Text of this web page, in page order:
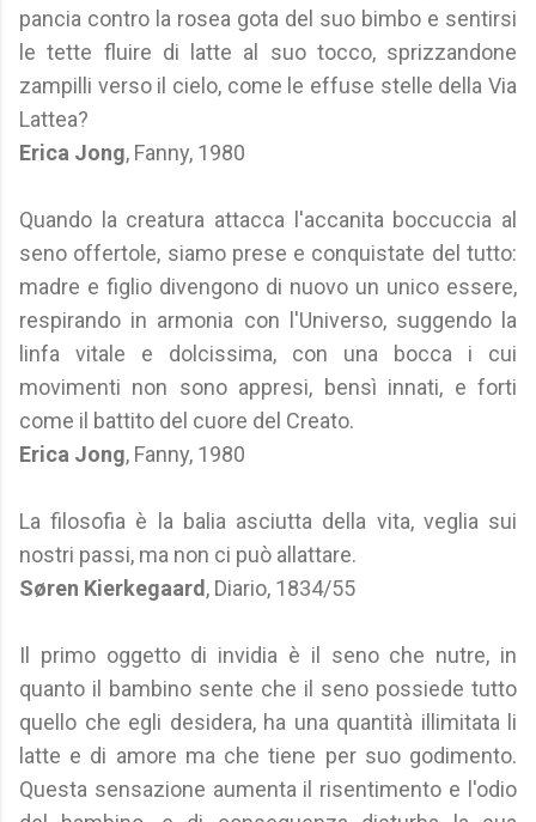
pancia contro la rosea gota del suo bimbo e sentirsi
le tette fluire di latte al suo tocco, sprizzandone
zampilli verso il cielo, come le effuse stelle della Via
Lattea?
Erica Jong, Fanny, 1980
Quando la creatura attacca l'accanita boccuccia al
seno offertole, siamo prese e conquistate del tutto:
madre e figlio divengono di nuovo un unico essere,
respirando in armonia con l'Universo, suggendo la
linfa vitale e dolcissima, con una bocca i cui
movimenti non sono appresi, bensì innati, e forti
come il battito del cuore del Creato.
Erica Jong, Fanny, 1980
La filosofia è la balia asciutta della vita, veglia sui
nostri passi, ma non ci può allattare.
Søren Kierkegaard , Diario, 1834/55
Il primo oggetto di invidia è il seno che nutre, in
quanto il bambino sente che il seno possiede tutto
quello che egli desidera, ha una quantità illimitata li
latte e di amore ma che tiene per suo godimento.
Questa sensazione aumenta il risentimento e l'odio